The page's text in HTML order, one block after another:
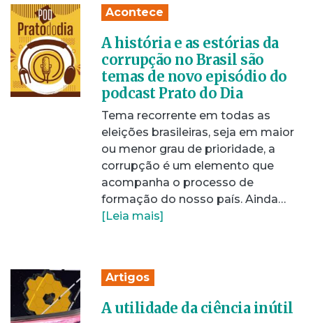
Acontece
A história e as estórias da
corrupção no Brasil são
temas de novo episódio do
podcast Prato do Dia
Tema recorrente em todas as
eleições brasileiras, seja em maior
ou menor grau de prioridade, a
corrupção é um elemento que
acompanha o processo de
formação do nosso país. Ainda…
[Leia mais]
Artigos
A utilidade da ciência inútil